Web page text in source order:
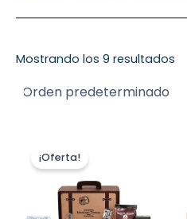
Mostrando los 9 resultados
precio
original
era:
16,95 €.
es:
15,26 €.
¡Oferta!